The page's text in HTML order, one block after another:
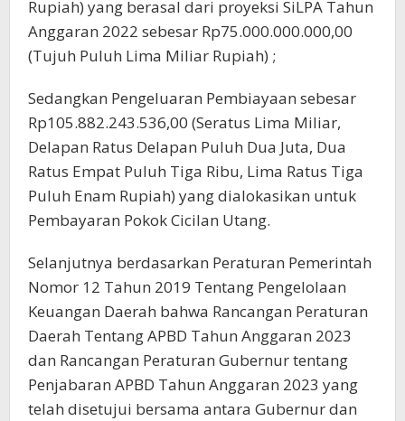
Rupiah) yang berasal dari proyeksi SiLPA Tahun
Anggaran 2022 sebesar Rp75.000.000.000,00
(Tujuh Puluh Lima Miliar Rupiah) ;
Sedangkan Pengeluaran Pembiayaan sebesar
Rp105.882.243.536,00 (Seratus Lima Miliar,
Delapan Ratus Delapan Puluh Dua Juta, Dua
Ratus Empat Puluh Tiga Ribu, Lima Ratus Tiga
Puluh Enam Rupiah) yang dialokasikan untuk
Pembayaran Pokok Cicilan Utang.
Selanjutnya berdasarkan Peraturan Pemerintah
Nomor 12 Tahun 2019 Tentang Pengelolaan
Keuangan Daerah bahwa Rancangan Peraturan
Daerah Tentang APBD Tahun Anggaran 2023
dan Rancangan Peraturan Gubernur tentang
Penjabaran APBD Tahun Anggaran 2023 yang
telah disetujui bersama antara Gubernur dan